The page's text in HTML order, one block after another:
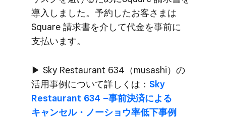
導入しました。​予約した​お客さまは​
Square 請求書を​介して​代金を​事前に​
支払います。
▶ Sky Restaurant 634​（musashi）の​
活用事例に​ついて​詳しくは​： Sky
Restaurant 634 –事前決済に​よる​
キャンセル・ノーショウ率低下事例